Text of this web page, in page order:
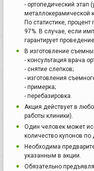
- ортопедический этап
металлокерамической
По статистике,
97%. В случае, если
гарантирует
В изготовление
- консультация врача
- снятие слепков;
- изготовления
- примерка;
- перебазировка.
Акция действует в
работы клиники).
Один человек может
количество купонов по
Необходима
указанным в акции.
Обязательно